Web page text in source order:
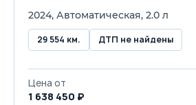
2024, Автоматическая, 2.0 л
29 554 км. ДТП не найдены
Цена от
1 638 450 ₽